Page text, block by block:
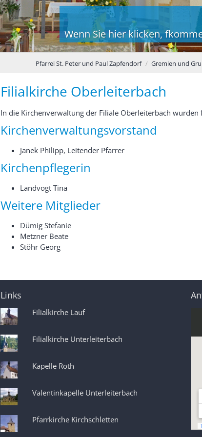
Wenn Sie hier klicken,
Pfarrei St. Peter und Paul Zapfendorf Gremien und
Filialkirche Oberleiterbach
In die Kirchenverwaltung der Filiale Oberleiterbach
Kirchenverwaltungsvorstand
Janek Philipp, Leitender Pfarrer
Kirchenpflegerin
Landvogt Tina
Weitere Mitglieder
Dümig Stefanie
Metzner Beate
Stöhr Georg
Links
Filialkirche Lauf
Filialkirche Unterleiterbach
Kapelle Roth
Valentinkapelle Unterleiterbach
Pfarrkirche Kirchschletten